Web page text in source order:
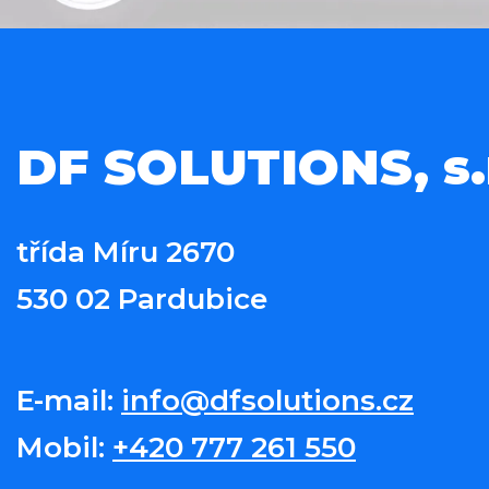
DF SOLUTIONS,
třída Míru 2670
530 02 Pardubice
E-mail: info@dfsolutions.cz
Mobil: +420 777 261 550